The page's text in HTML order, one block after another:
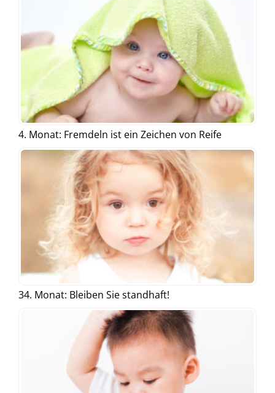
4. Monat: Fremdeln ist ein Zeichen von Reife
34. Monat: Bleiben Sie standhaft!